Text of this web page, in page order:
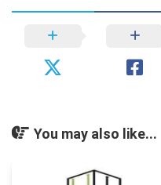
You may also like...